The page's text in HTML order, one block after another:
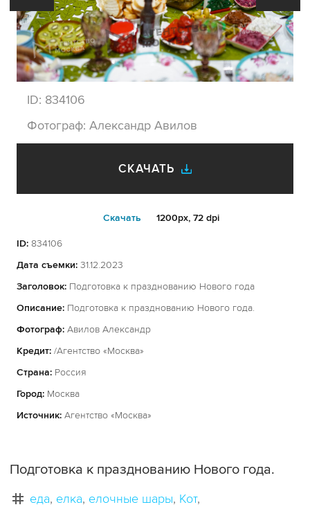
ID: 834106
Фотограф: Александр Авилов
СКАЧАТЬ
Cкачать 1200px, 72 dpi
ID: 834106
Дата съемки: 31.12.2023
Заголовок: Подготовка к празднованию Нового года
Описание: Подготовка к празднованию Нового года.
Фотограф: Авилов Александр
Кредит: /Агентство «Москва»
Страна: Россия
Город: Москва
Источник: Агентство «Москва»
Подготовка к празднованию Нового года.
еда елка елочные шары Кот